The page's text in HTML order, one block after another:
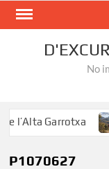
Skip
No
Garrotxa
P1070627